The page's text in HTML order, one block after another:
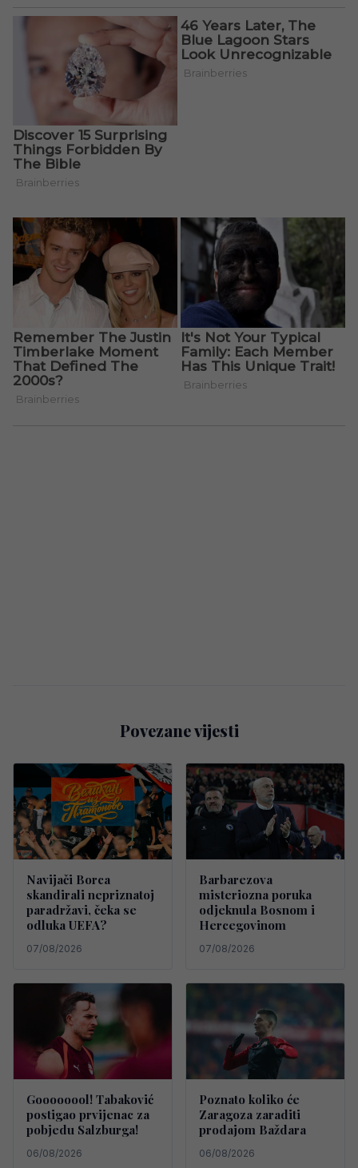
Povezane vijesti
Navijači Borca
skandirali nepriznatoj
paradržavi, čeka se
odluka UEFA?
07/08/2026
Barbarezova
misteriozna poruka
odjeknula Bosnom i
Hercegovinom
07/08/2026
Goooooool! Tabaković
postigao prvijenac za
pobjedu Salzburga!
06/08/2026
Poznato koliko će
Zaragoza zaraditi
prodajom Baždara
06/08/2026